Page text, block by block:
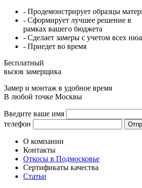
- Продемонстрирует образцы
- Сформирует лучшее решение в
рамках вашего бюджета
- Сделает замеры с учетом всех
- Приедет во время
Бесплатный
вызов замерщика
Замер и монтаж в удобное время
В любой точке Москвы
Введите ваше имя
телефон
О компании
Контакты
Откосы в Подмосковье
Сертификаты качества
Статьи